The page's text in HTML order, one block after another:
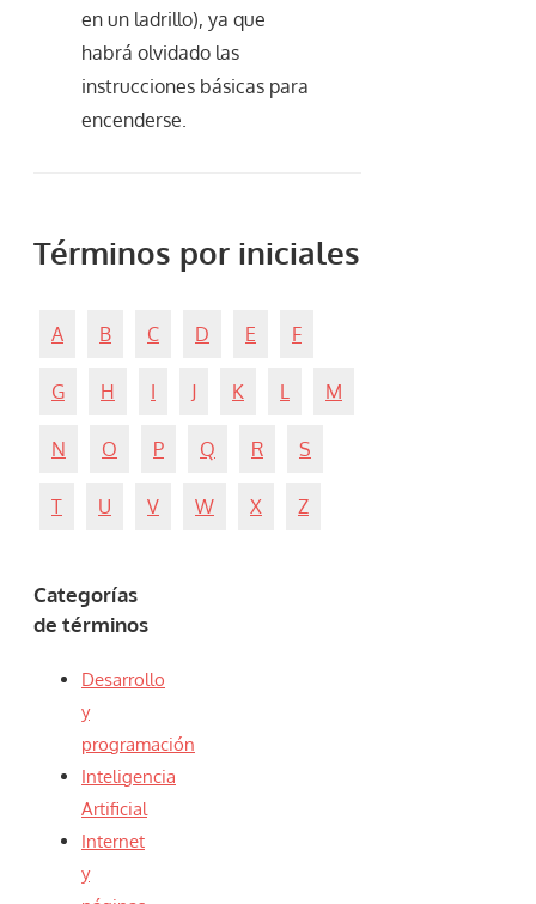
en un ladrillo), ya que
habrá olvidado las
instrucciones básicas para
encenderse.
Términos por iniciales
A B C D E F
G H I J K L M
N O P Q R S
T U V W X Z
Categorías
de términos
Desarrollo
y
programación
Inteligencia
Artificial
Internet
y